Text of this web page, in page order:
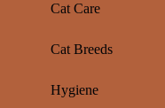
Cat Care
Cat Breeds
Hygiene